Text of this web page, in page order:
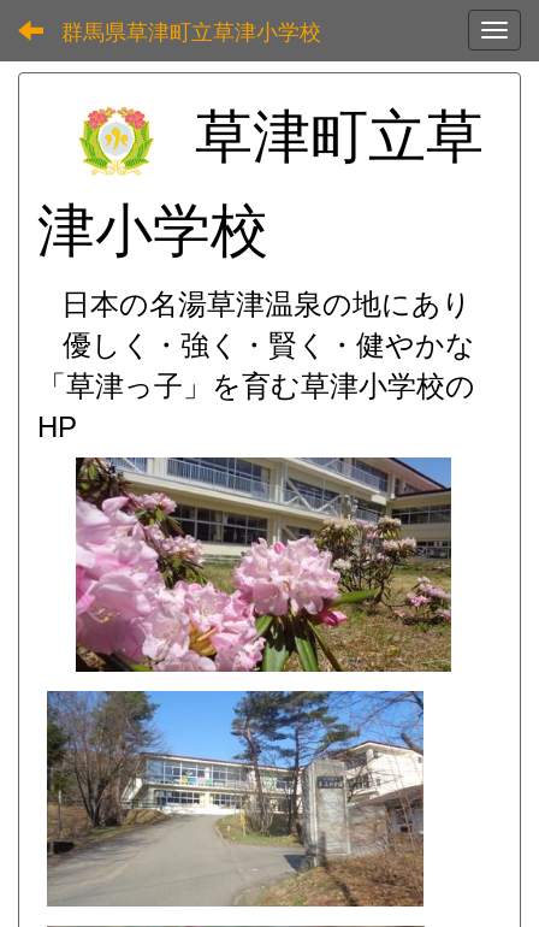
群馬県草津町立草津小学校
草津町立草
津小学校
日本の名湯草津温泉の地にあり
優しく・強く・賢く・健やかな
「草津っ子」を育む草津小学校の
HP